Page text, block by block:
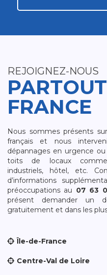
REJOIGNEZ-NOUS
FRANCE
Nous sommes présents
français et nous
dépannages en urgence
toits de locaux
industriels, hôtel, etc.
d’informations
préoccupations au 07 63
présent demander un
gratuitement et dans les
Île-de-France
Centre-Val de Loire